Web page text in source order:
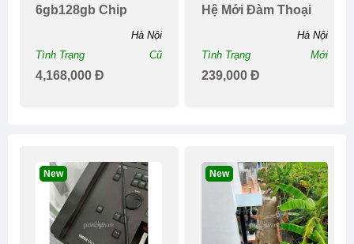
6gb128gb Chip
Hà Nội
Tình Trạng
Cũ
4,168,000 Đ
Hệ Mới Đàm Thoại
Hà Nội
Tình Trạng
Mới
239,000 Đ
New New